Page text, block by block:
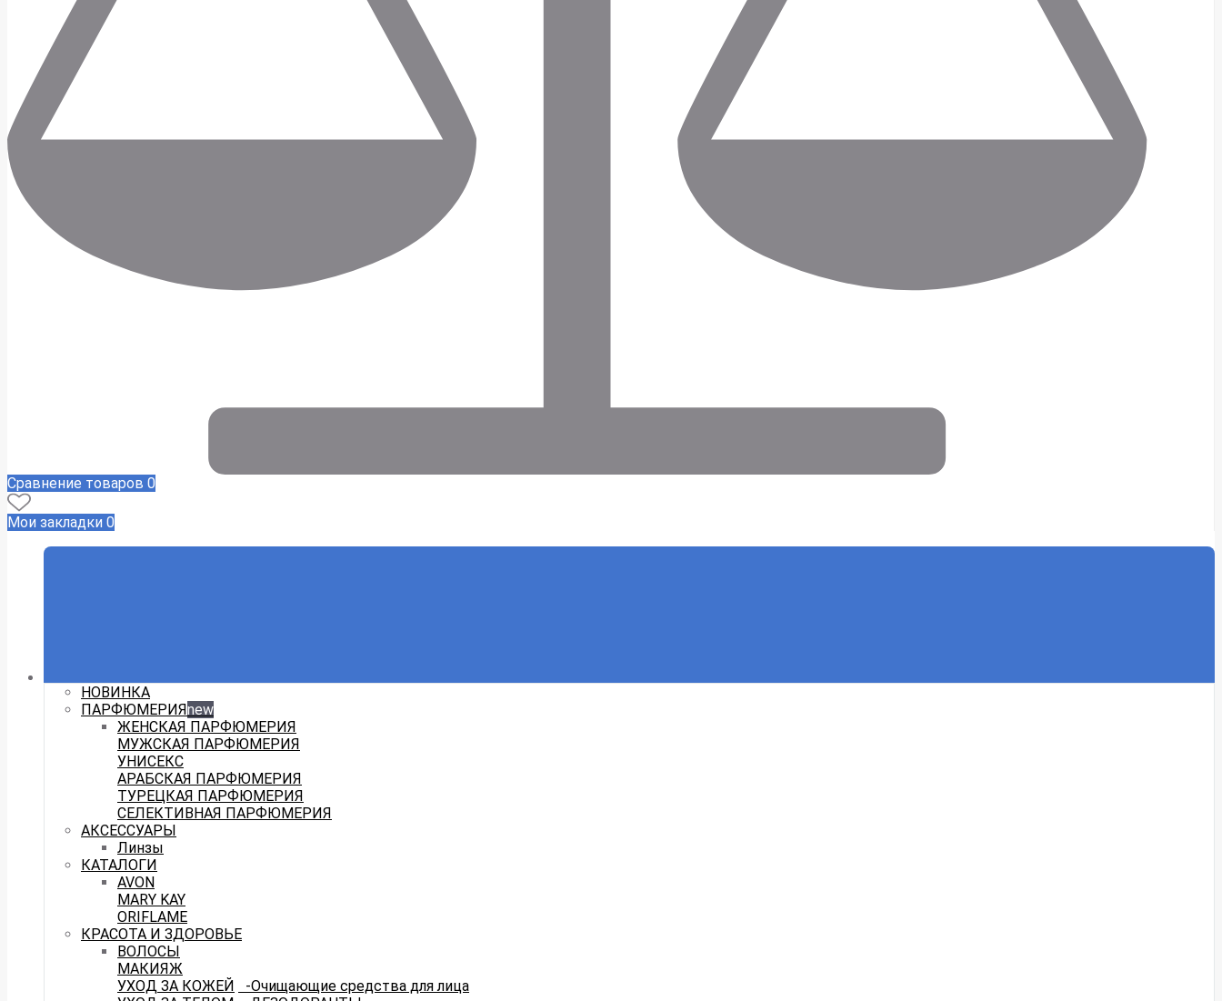
Сравнение товаров 0
Мои закладки 0
НОВИНКА
ПАРФЮМЕРИЯnew
ЖЕНСКАЯ ПАРФЮМЕРИЯ
МУЖСКАЯ ПАРФЮМЕРИЯ
УНИСЕКС
АРАБСКАЯ ПАРФЮМЕРИЯ
ТУРЕЦКАЯ ПАРФЮМЕРИЯ
СЕЛЕКТИВНАЯ ПАРФЮМЕРИЯ
АКСЕССУАРЫ
Линзы
КАТАЛОГИ
AVON
MARY KAY
ORIFLAME
КРАСОТА И ЗДОРОВЬЕ
ВОЛОСЫ
МАКИЯЖ
УХОД ЗА КОЖЕЙ
-Очищающие средства для лица